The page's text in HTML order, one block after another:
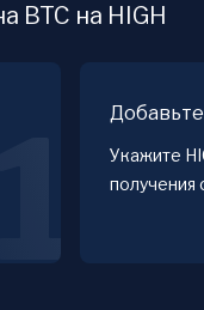
BTC на HIGH
Укажите
получения